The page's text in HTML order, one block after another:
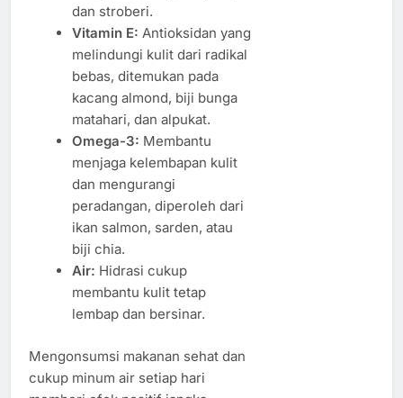
dan stroberi.
Vitamin E: Antioksidan yang
melindungi kulit dari radikal
bebas, ditemukan pada
kacang almond, biji bunga
matahari, dan alpukat.
Omega-3: Membantu
menjaga kelembapan kulit
dan mengurangi
peradangan, diperoleh dari
ikan salmon, sarden, atau
biji chia.
Air: Hidrasi cukup
membantu kulit tetap
lembap dan bersinar.
Mengonsumsi makanan sehat dan
cukup minum air setiap hari